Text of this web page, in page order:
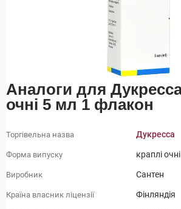
Аналоги для
очні 5 мл 1 флакон
Торгівельна назва Дукресса
Форма випуску краплі очні
Виробник Сантен
Країна власник ліцензії Фінляндія